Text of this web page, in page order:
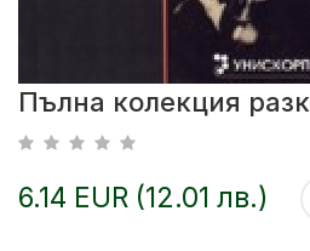
Пълна колекция
6.14 EUR (12.01 лв.)